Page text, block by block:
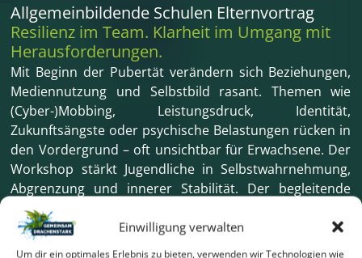
Einwilligung verwalten
Um dir ein optimales Erlebnis zu bieten, verwenden wir Technologien wie
Allgemeinbildende Schulen Elternvortrag
Resilienz im Team. Klarheit im Umgang mit
Herausforderungen.
Mit Beginn der Pubertät verändern sich Beziehungen,
Mediennutzung und Selbstbild rasant. Themen wie
(Cyber-)Mobbing, Leistungsdruck, Identität,
Zukunftsängste oder psychische Belastungen rücken in
den Vordergrund – oft unsichtbar für Erwachsene. Der
Workshop stärkt Jugendliche in Selbstwahrnehmung,
Abgrenzung und innerer Stabilität. Der begleitende
Elternvortrag richtet sich an Erwachsene, die verstehen
wollen, was Jugendliche heute wirklich belastet – und
wie sie unterstützend präsent bleiben können, auch